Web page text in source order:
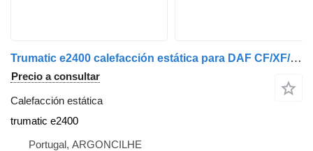
Trumatic e2400 calefacción estática para DAF CF/XF/LF camión
Precio a consultar
Calefacción estática
trumatic e2400
Portugal, ARGONCILHE